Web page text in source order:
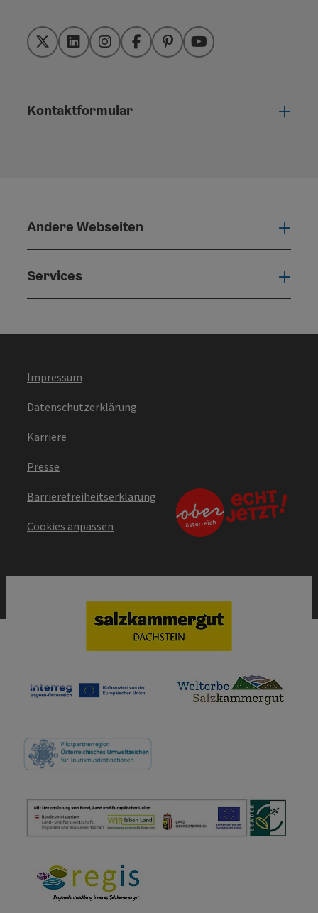
TwitterLinkedInInstagramFacebookPinterestYouTube
Kontaktformular
Andere Webseiten
Services
Impressum
Datenschutzerklärung
Karriere
Presse
Barrierefreiheitserklärung
Cookies anpassen